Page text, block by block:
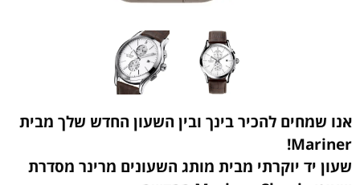
אנו שמחים להכיר בינך ובין השעון החדש שלך מבית
Mariner!
שעון יד יוקרתי מבית מותג השעונים מרינר מסדרת